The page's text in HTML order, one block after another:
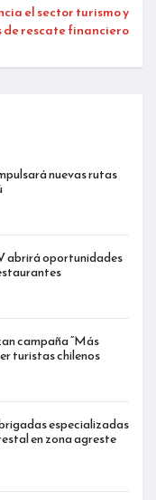
el sector turismo y
rescate financiero
nuevas rutas
abrirá oportunidades
campaña “Más
turistas chilenos
especializadas
en zona agreste